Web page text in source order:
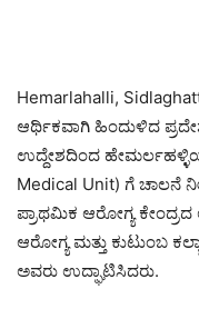
Hemarlahalli,
ಆರ್ಥಿಕವಾಗಿ ಹಿಂದುಳಿದ
ಉದ್ದೇಶದಿಂದ
Medical Unit) ಗೆ ಚಾಲನೆ
ಪ್ರಾಥಮಿಕ ಆರೋಗ್ಯ
ಆರೋಗ್ಯ ಮತ್ತು ಕುಟುಂಬ
ಅವರು ಉದ್ಘಾಟಿಸಿದರು.